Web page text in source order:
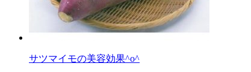
サツマイモの美容効果^o^